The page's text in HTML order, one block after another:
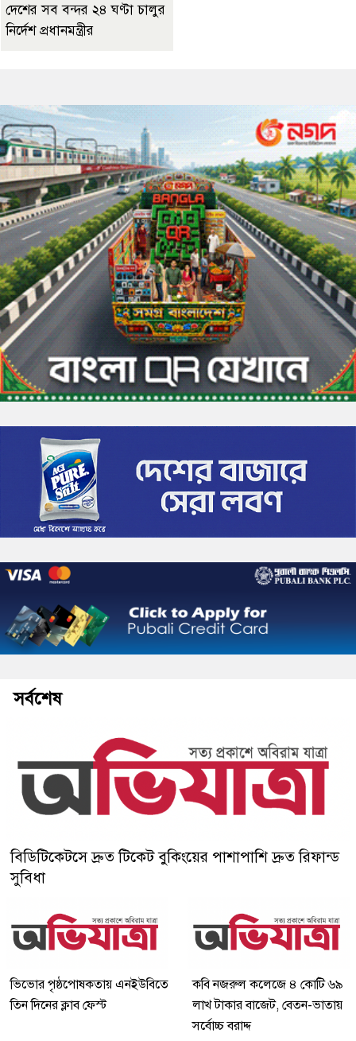
দেশের সব বন্দর ২৪ ঘণ্টা চালুর
নির্দেশ প্রধানমন্ত্রীর
সর্বশেষ
বিডিটিকেটসে দ্রুত টিকেট বুকিংয়ের পাশাপাশি দ্রুত রিফান্ড
সুবিধা
ভিভোর পৃষ্ঠপোষকতায় এনইউবিতে
তিন দিনের ক্লাব ফেস্ট
কবি নজরুল কলেজে ৪ কোটি ৬৯
লাখ টাকার বাজেট, বেতন-ভাতায়
সর্বোচ্চ বরাদ্দ